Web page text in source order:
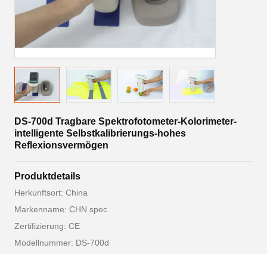
DS-700d Tragbare Spektrofotometer-Kolorimeter-
intelligente Selbstkalibrierungs-hohes
Reflexionsvermögen
Produktdetails
Herkunftsort: China
Markenname: CHN spec
Zertifizierung: CE
Modellnummer: DS-700d